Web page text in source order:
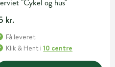
"Cykel og hus"
kr.
Få leveret
Klik & Hent i10 centre